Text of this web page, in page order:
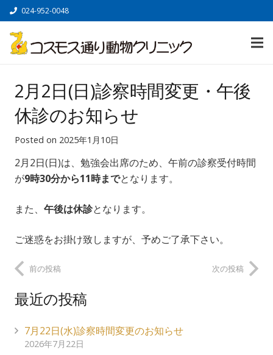
024-952-0048
2月2日(日)診察時間変更・午後
休診のお知らせ
Posted on 2025年1月10日
2月2日(日)は、勉強会出席のため、午前の診察受付時間
が9時30分から11時までとなります。
また、 午後は休診となります。
ご迷惑をお掛け致しますが、予めご了承下さい。
前の投稿 次の投稿
最近の投稿
7月22日(水)診察時間変更のお知らせ
2026年7月22日